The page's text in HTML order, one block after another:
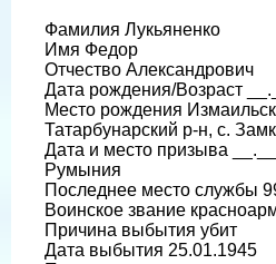
Фамилия Лукьяненко
Имя Федор
Отчество Александрович
Дата рождения/Возраст
Место рождения
Татарбунарский р-н, с.
Дата и место призыва
Румыния
Последнее место службы
Воинское звание
Причина выбытия убит
Дата выбытия 25.01.1945